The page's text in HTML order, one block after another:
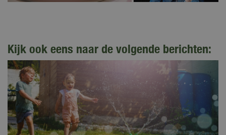
Kijk ook eens naar de volgende berichten: